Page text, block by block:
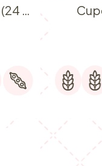
Kokos rocher mix box (24 st.)